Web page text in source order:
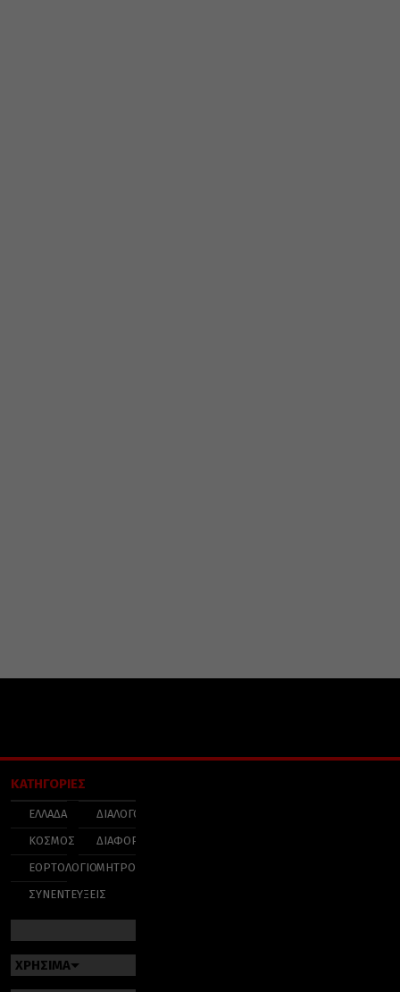
ΚΑΤΗΓΟΡΙΕΣ
ΕΛΛΑΔΑ
ΚΟΣΜΟΣ
ΕΟΡΤΟΛΟΓΙΟ
ΣΥΝΕΝΤΕΥΞΕΙΣ
ΔΙΑΛΟΓΟΣ
ΔΙΑΦΟΡΑ
ΜΗΤΡΟΠΟΛΕΙΣ
ΧΡΗΣΙΜΑ